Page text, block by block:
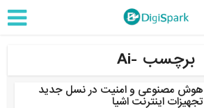
برچسب -Ai
هوش مصنوعی و امنیت در نسل جدید
تجهیزات اینترنت اشیا